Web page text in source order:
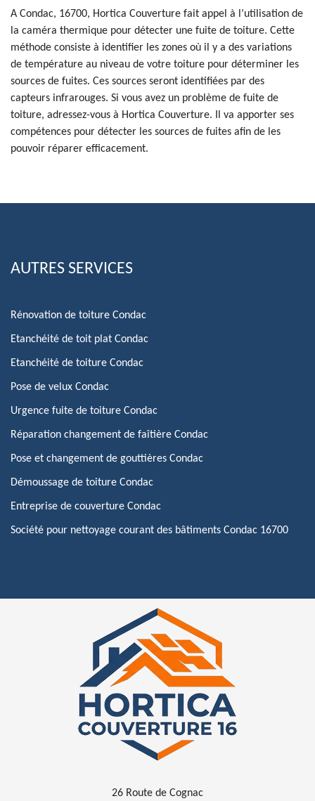
A Condac, 16700, Hortica Couverture fait appel à l’utilisation de
la caméra thermique pour détecter une fuite de toiture. Cette
méthode consiste à identifier les zones où il y a des variations
de température au niveau de votre toiture pour déterminer les
sources de fuites. Ces sources seront identifiées par des
capteurs infrarouges. Si vous avez un problème de fuite de
toiture, adressez-vous à Hortica Couverture. Il va apporter ses
compétences pour détecter les sources de fuites afin de les
pouvoir réparer efficacement.
AUTRES SERVICES
Rénovation de toiture Condac
Etanchéité de toit plat Condac
Etanchéité de toiture Condac
Pose de velux Condac
Urgence fuite de toiture Condac
Réparation changement de faîtière Condac
Pose et changement de gouttières Condac
Démoussage de toiture Condac
Entreprise de couverture Condac
Société pour nettoyage courant des bâtiments Condac 16700
26 Route de Cognac